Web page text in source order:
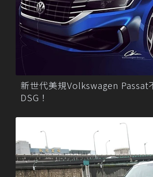
新世代美規Volkswagen Passat
DSG！